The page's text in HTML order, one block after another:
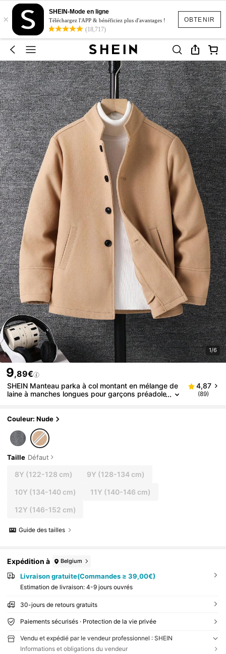
OBTENIR
×
SHEIN-Mode en ligne
Téléchargez l'APP & bénéficiez plus d'avantages !
(18,717)
1/6
9,89€
SHEIN Manteau parka à col montant en mélange de
laine à manches longues pour garçons préadole
er
4,87
(89)
Couleur: Nude
Taille Défaut
8Y (122-128 cm) 9Y (128-134 cm)
10Y (134-140 cm) 11Y (140-146 cm)
12Y (146-152 cm)
Guide des tailles
Expédition à Belgium
Livraison gratuite(Commandes ≥ 39,00€)
Estimation de livraison: 4-9 jours ouvrés
30-jours de retours gratuits
Paiements sécurisés · Protection de la vie privée
Vendu et expédié par le vendeur professionnel : SHEIN
Informations et obligations du vendeur